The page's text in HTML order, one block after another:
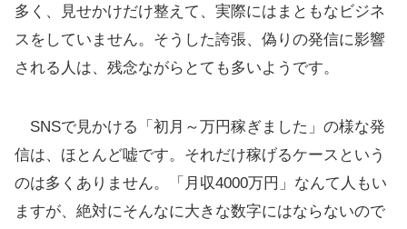
多く、見せかけだけ整えて、実際にはまともなビジネ
スをしていません。そうした誇張、偽りの発信に影響
される人は、残念ながらとても多いようです。
SNSで見かける「初月～万円稼ぎました」の様な発
信は、ほとんど嘘です。それだけ稼げるケースという
のは多くありません。「月収4000万円」なんて人もい
ますが、絶対にそんなに大きな数字にはならないので